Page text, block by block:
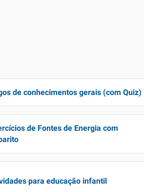
de conhecimentos gerais (com Quiz)
de Fontes de Energia com
para educação infantil